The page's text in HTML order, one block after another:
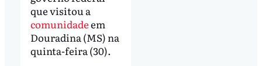
que visitou a
comunidadeem
Douradina (MS) na
quinta-feira (30).